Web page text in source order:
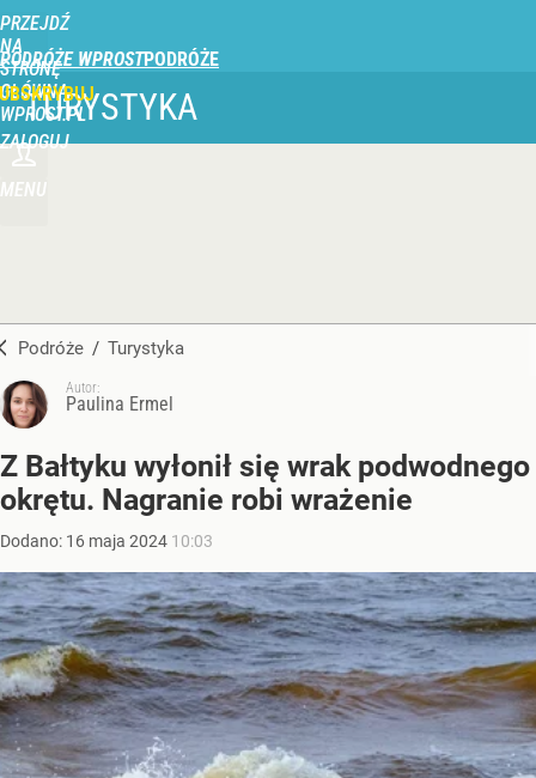
PRZEJDŹ
NA
STRONĘ
GŁÓWNĄ
WPROST.PL
PODRÓŻE WPROST
ZALOGUJ
MENU
TURYSTYKA
Podróże / Turystyka
Autor:
Paulina Ermel
Z Bałtyku wyłonił się wrak podwodnego
okrętu. Nagranie robi wrażenie
Dodano: 16 maja 2024 10:03